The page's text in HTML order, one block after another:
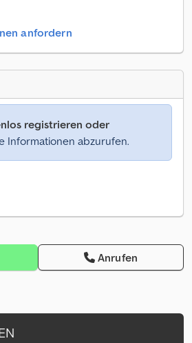
anfordern
registrieren oder
Informationen abzurufen.
Anrufen